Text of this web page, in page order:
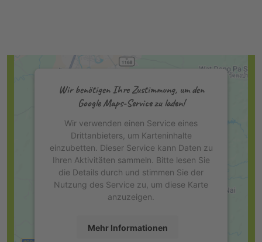
Wir benötigen Ihre Zustimmung, um den
Google Maps-Service zu laden!
Wir verwenden einen Service eines
Drittanbieters, um Karteninhalte
einzubetten. Dieser Service kann Daten zu
Ihren Aktivitäten sammeln. Bitte lesen Sie
die Details durch und stimmen Sie der
Nutzung des Service zu, um diese Karte
anzuzeigen.
Mehr Informationen